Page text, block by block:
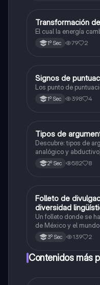
Español
Transformación
El cual la energía
1º Sec 79 2
Español
Signos de
Los punto de
1º Sec 398 4
Español
Tipos de
Descubre: tipos de
analógico y
para estudiantes de
sus habilidades de
2º Sec 582 8
Español
Folleto de
diversidad
Un folleto donde se
de México y el mundo
3º Sec 139 2
Contenidos más